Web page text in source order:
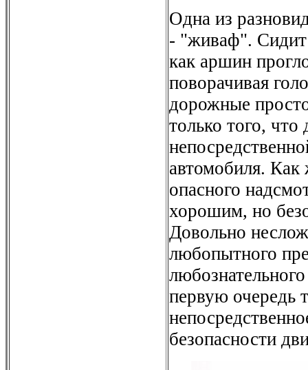
Одна из
- "живаф". Сидит
как аршин
поворачивая
дорожные
только того, что
автомобиля.
опасного
хорошим, но
Довольно
любопытного
первую очередь
безопасности